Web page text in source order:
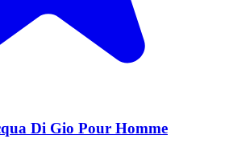
Di Gio Pour Homme